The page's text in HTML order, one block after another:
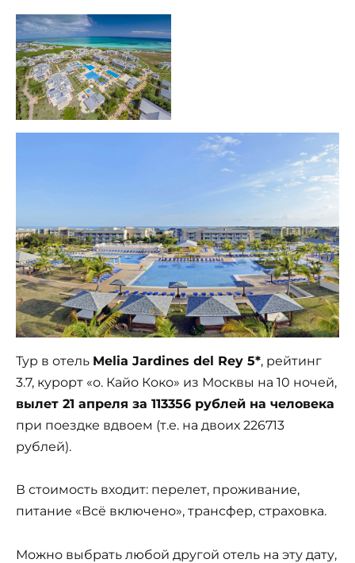
Тур в отель Melia Jardines del Rey 5*, рейтинг
3.7, курорт «о. Кайо Коко» из Москвы на 10 ночей,
вылет 21 апреля за 113356 рублей на человека
при поездке вдвоем (т.е. на двоих 226713
рублей).
В стоимость входит: перелет, проживание,
питание «Всё включено», трансфер, страховка.
Можно выбрать любой другой отель на эту дату,